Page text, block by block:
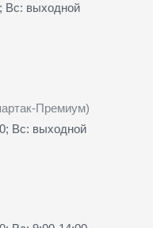
Вс: выходной
Премиум)
Вс: выходной